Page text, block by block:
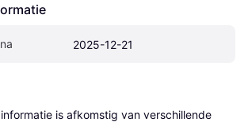
2025-12-21
is afkomstig van verschillende